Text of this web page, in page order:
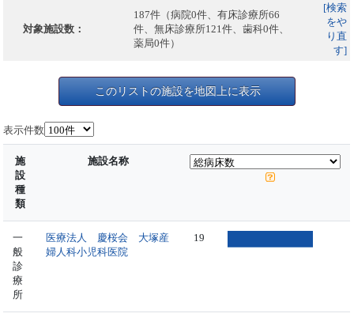
対象施設数：
187件（病院0件、有床診療所66
件、無床診療所121件、歯科0件、
薬局0件）
[検索
をや
り直
す]
このリストの施設を地図上に表示
表示件数
施
設
種
類
施設名称
一
般
診
療
所
医療法人 慶桜会 大塚産
婦人科小児科医院
19